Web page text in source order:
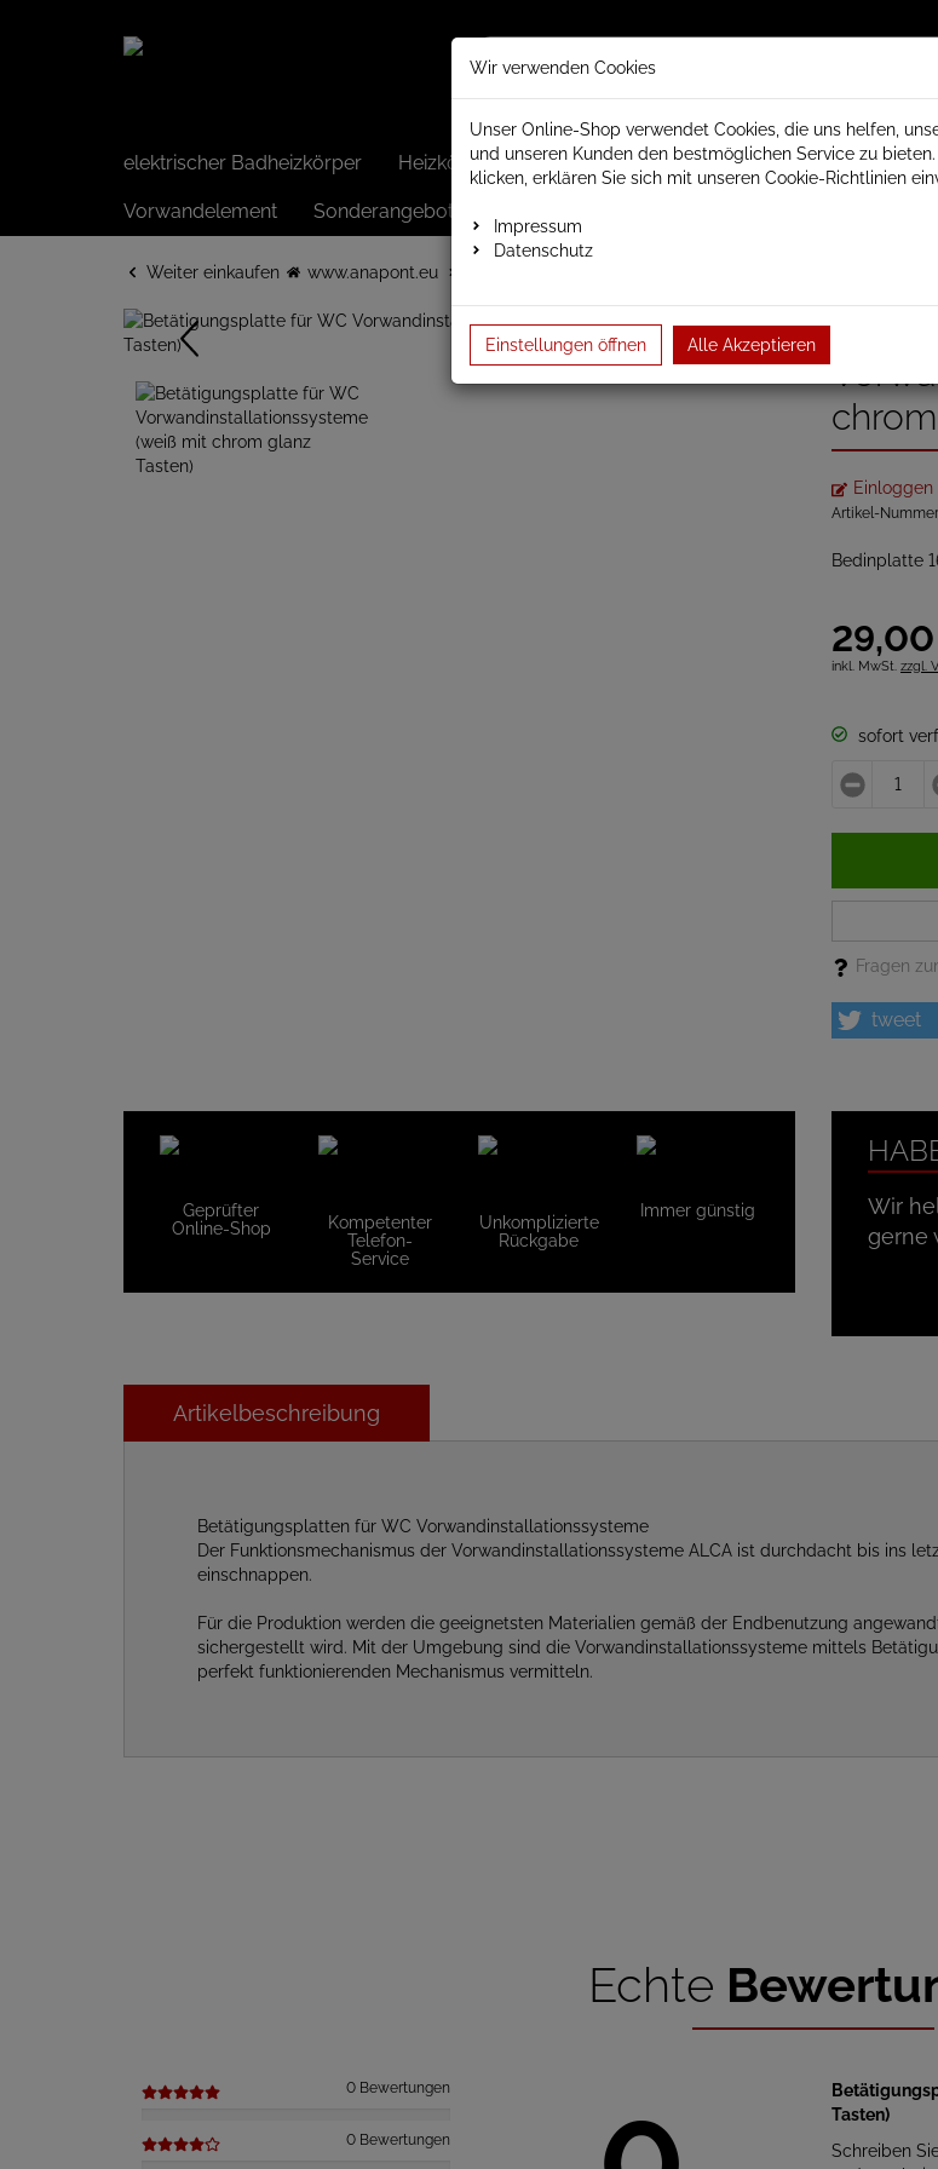
elektrischer Badheizkörper Heizkörper elektrisch Schamotte Badheizkörper
Vorwandelement Sonderangebote
Weiter einkaufen www.anapont.eu
Artikel-
Bedinplatte
29,00
inkl. MwSt. zzgl.
sofort
Fragen
tweet
Geprüfter
Online-Shop
Kompetenter
Telefon-
Service
Unkomplizierte
Rückgabe
Immer günstig
Wir
gerne
Artikelbeschreibung
Betätigungsplatten für WC Vorwandinstallationssysteme
Der Funktionsmechanismus der Vorwandinstallationssysteme ALCA ist durchdacht bis ins
einschnappen.
Für die Produktion werden die geeignetsten Materialien gemäß der Endbenutzung
sichergestellt wird. Mit der Umgebung sind die Vorwandinstallationssysteme mittels
perfekt funktionierenden Mechanismus vermitteln.
Echte
0 Bewertungen
0 Bewertungen
Tasten)
Schreiben
Wir verwenden Cookies
Unser Online-Shop verwendet Cookies, die uns helfen,
und unseren Kunden den bestmöglichen Service zu
klicken, erklären Sie sich mit unseren Cookie-Richtlinien
Impressum
Datenschutz
Einstellungen öffnen Alle Akzeptieren